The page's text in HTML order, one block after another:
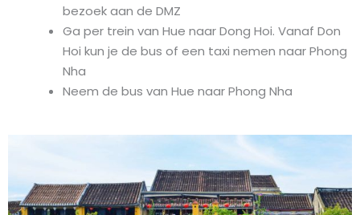
bezoek aan de DMZ
Ga per trein van Hue naar Dong Hoi. Vanaf Don
Hoi kun je de bus of een taxi nemen naar Phong
Nha
Neem de bus van Hue naar Phong Nha